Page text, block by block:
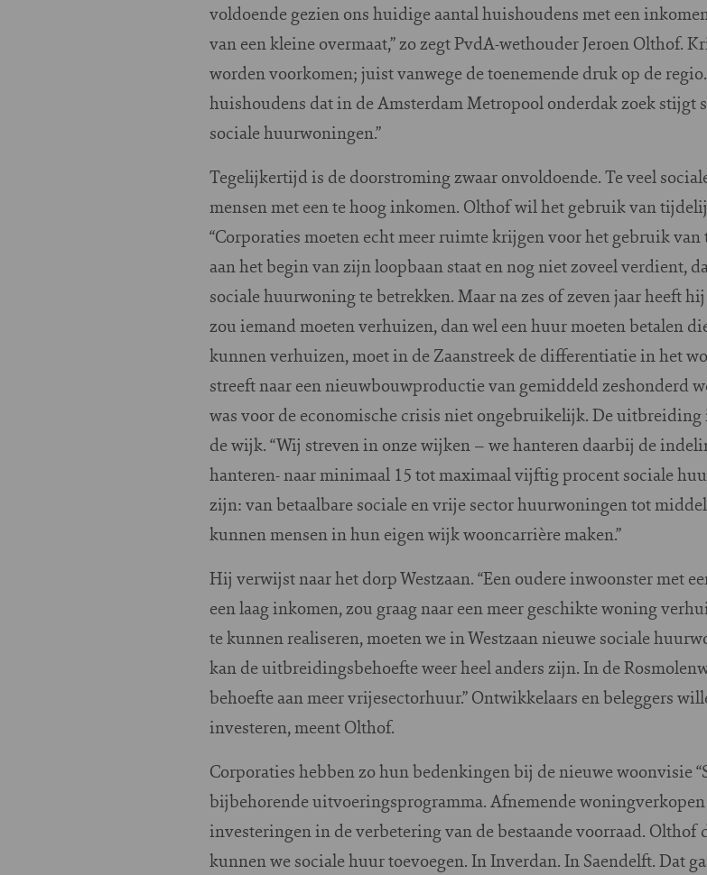
voldoende gezien ons huidige aantal huishoudens met een
van een kleine overmaat,” zo zegt PvdA-wethouder Jeroen Olthof.
worden voorkomen; juist vanwege de toenemende druk op de
huishoudens dat in de Amsterdam Metropool onderdak zoek stijgt
sociale huurwoningen.”
Tegelijkertijd is de doorstroming zwaar onvoldoende. Te veel
mensen met een te hoog inkomen. Olthof wil het gebruik van
“Corporaties moeten echt meer ruimte krijgen voor het gebruik
aan het begin van zijn loopbaan staat en nog niet zoveel verdient,
sociale huurwoning te betrekken. Maar na zes of zeven jaar heeft
zou iemand moeten verhuizen, dan wel een huur moeten betalen
kunnen verhuizen, moet in de Zaanstreek de differentiatie in het
streeft naar een nieuwbouwproductie van gemiddeld zeshonderd
was voor de economische crisis niet ongebruikelijk. De
de wijk. “Wij streven in onze wijken – we hanteren daarbij de
hanteren- naar minimaal 15 tot maximaal vijftig procent sociale
zijn: van betaalbare sociale en vrije sector huurwoningen tot
kunnen mensen in hun eigen wijk wooncarrière maken.”
Hij verwijst naar het dorp Westzaan. “Een oudere inwoonster met
een laag inkomen, zou graag naar een meer geschikte woning
te kunnen realiseren, moeten we in Westzaan nieuwe sociale
kan de uitbreidingsbehoefte weer heel anders zijn. In de
behoefte aan meer vrijesectorhuur.” Ontwikkelaars en beleggers
investeren, meent Olthof.
Corporaties hebben zo hun bedenkingen bij de nieuwe woonvisie
bijbehorende uitvoeringsprogramma. Afnemende
investeringen in de verbetering van de bestaande voorraad. Olthof
kunnen we sociale huur toevoegen. In Inverdan. In Saendelft. Dat